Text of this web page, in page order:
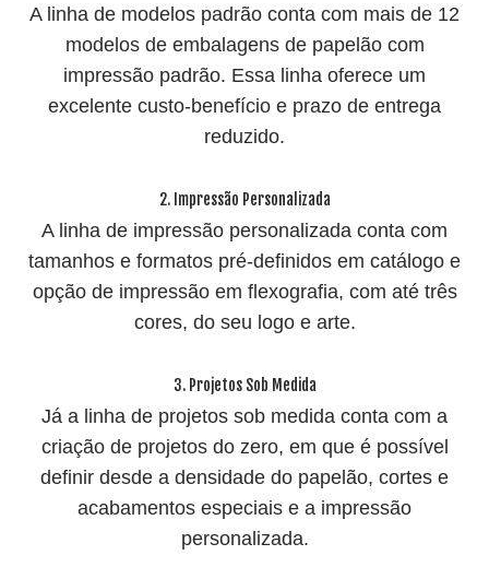
A linha de modelos padrão conta com mais de 12
modelos de embalagens de papelão com
impressão padrão. Essa linha oferece um
excelente custo-benefício e prazo de entrega
reduzido.
2. Impressão Personalizada
A linha de impressão personalizada conta com
tamanhos e formatos pré-definidos em catálogo e
opção de impressão em flexografia, com até três
cores, do seu logo e arte.
3. Projetos Sob Medida
Já a linha de projetos sob medida conta com a
criação de projetos do zero, em que é possível
definir desde a densidade do papelão, cortes e
acabamentos especiais e a impressão
personalizada.